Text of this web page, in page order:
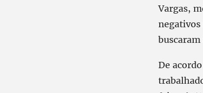
Vargas,
negativos
De